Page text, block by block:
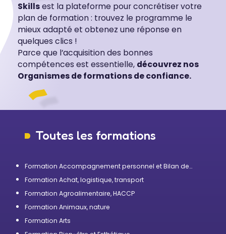
Skillsest la plateforme pour concrétiser votre
plan de formation : trouvez le programme le
mieux adapté et obtenez une réponse en
quelques clics !
Parce que l’acquisition des bonnes
compétences est essentielle, découvrez nos
Organismes de formations de confiance.
Toutes les formations
Formation Accompagnement personnel et Bilan de
Formation Achat, logistique, transport
Formation Agroalimentaire, HACCP
Formation Animaux, nature
Formation Arts